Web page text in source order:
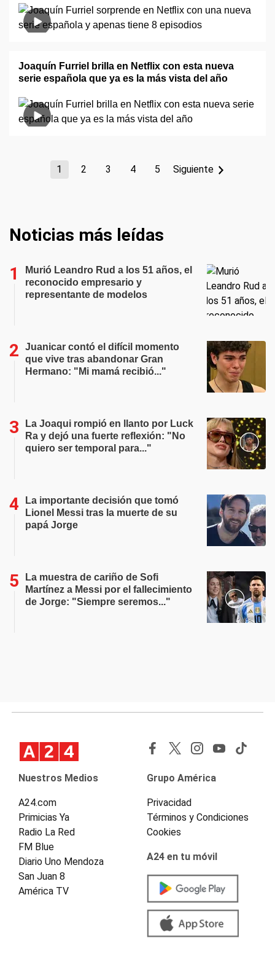
Joaquín Furriel brilla en Netflix con esta nueva
serie española que ya es la más vista del año
1 2 3 4 5 Siguiente
Noticias más leídas
Murió Leandro Rud a los 51 años, el
reconocido empresario y
representante de modelos
Juanicar contó el difícil momento
que vive tras abandonar Gran
Hermano: "Mi mamá recibió..."
La Joaqui rompió en llanto por Luck
Ra y dejó una fuerte reflexión: "No
quiero ser temporal para..."
La importante decisión que tomó
Lionel Messi tras la muerte de su
papá Jorge
La muestra de cariño de Sofi
Martínez a Messi por el fallecimiento
de Jorge: "Siempre seremos..."
Nuestros Medios
A24.com
Primicias Ya
Radio La Red
FM Blue
Diario Uno Mendoza
San Juan 8
América TV
Grupo América
Privacidad
Términos y Condiciones
Cookies
A24 en tu móvil